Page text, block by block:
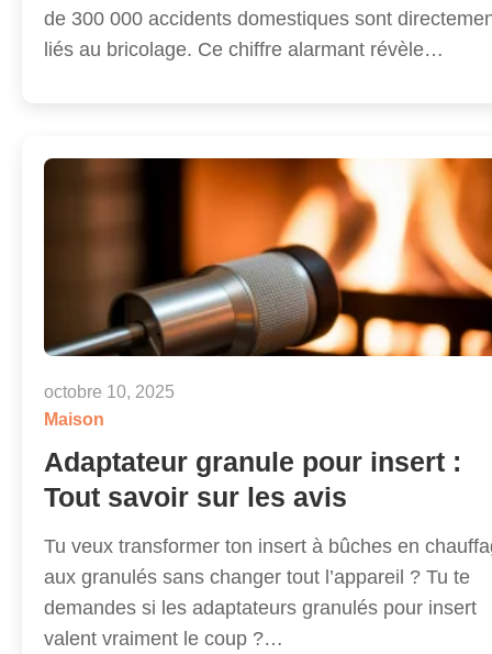
de 300 000 accidents domestiques sont
liés au bricolage. Ce chiffre alarmant révèle…
octobre 10, 2025
Maison
Adaptateur granule pour insert :
Tout savoir sur les avis
Tu veux transformer ton insert à bûches en
aux granulés sans changer tout l’appareil ? Tu te
demandes si les adaptateurs granulés pour insert
valent vraiment le coup ?…